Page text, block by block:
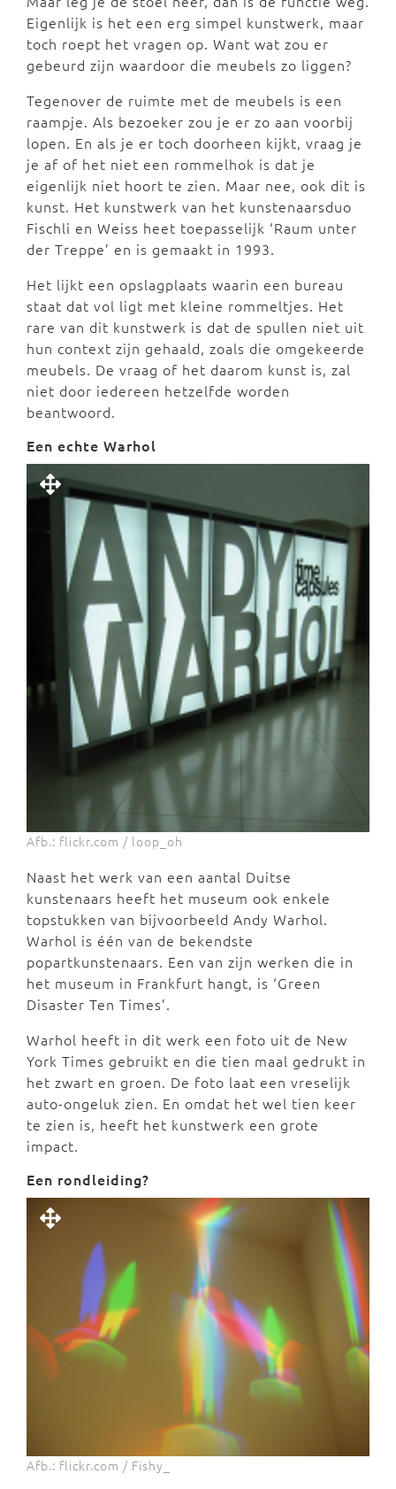
Eigenlijk is het een erg simpel kunstwerk, maar
toch roept het vragen op. Want wat zou er
gebeurd zijn waardoor die meubels zo liggen?
Tegenover de ruimte met de meubels is een
raampje. Als bezoeker zou je er zo aan voorbij
lopen. En als je er toch doorheen kijkt, vraag je
je af of het niet een rommelhok is dat je
eigenlijk niet hoort te zien. Maar nee, ook dit is
kunst. Het kunstwerk van het kunstenaarsduo
Fischli en Weiss heet toepasselijk ‘Raum unter
der Treppe’ en is gemaakt in 1993.
Het lijkt een opslagplaats waarin een bureau
staat dat vol ligt met kleine rommeltjes. Het
rare van dit kunstwerk is dat de spullen niet uit
hun context zijn gehaald, zoals die omgekeerde
meubels. De vraag of het daarom kunst is, zal
niet door iedereen hetzelfde worden
beantwoord.
Een echte Warhol
Afb.: flickr.com / loop_oh
Naast het werk van een aantal Duitse
kunstenaars heeft het museum ook enkele
topstukken van bijvoorbeeld Andy Warhol.
Warhol is één van de bekendste
popartkunstenaars. Een van zijn werken die in
het museum in Frankfurt hangt, is ‘Green
Disaster Ten Times’.
Warhol heeft in dit werk een foto uit de New
York Times gebruikt en die tien maal gedrukt in
het zwart en groen. De foto laat een vreselijk
auto-ongeluk zien. En omdat het wel tien keer
te zien is, heeft het kunstwerk een grote
impact.
Een rondleiding?
Afb.: flickr.com / Fishy_